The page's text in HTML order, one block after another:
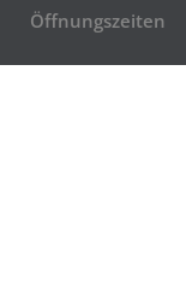
Öffnungszeiten
Montag – Freitag: